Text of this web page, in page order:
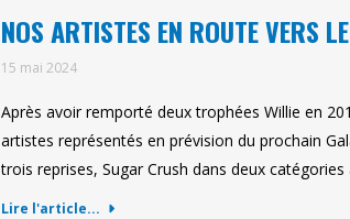
NOS ARTISTES EN ROUTE VERS
15 mai 2024
Après avoir remporté deux trophées Willie en
artistes représentés en prévision du prochain
trois reprises, Sugar Crush dans deux
Lire l'article...